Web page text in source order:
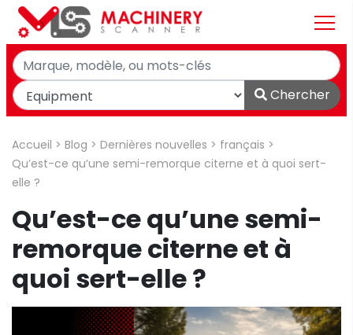
Chercher
Accueil > Blog > Dernières nouvelles > français >
Qu’est-ce qu’une semi-remorque citerne et à quoi sert-
elle ?
Qu’est-ce qu’une semi-
remorque citerne et à
quoi sert-elle ?